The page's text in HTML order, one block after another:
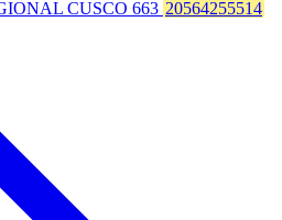
CUSCO 663 20564255514